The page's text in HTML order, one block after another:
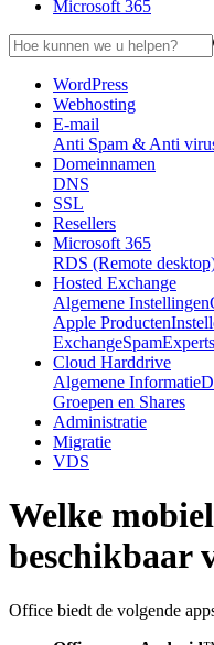
Microsoft 365
WordPress
Webhosting
E-mail
Anti Spam & Anti
Domeinnamen
DNS
SSL
Resellers
Microsoft 365
RDS (Remote
Hosted Exchange
Algemene Instellingen
Apple Producten
ExchangeSpamExperts
Cloud Harddrive
Algemene Informatie
Groepen en Shares
Administratie
Migratie
VDS
Welke
beschikbaar
Office biedt de volgende